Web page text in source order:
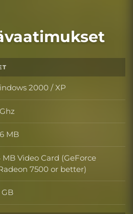
2000 / XP
MB
MB Video Card (GeForce
7500 or better)
GB